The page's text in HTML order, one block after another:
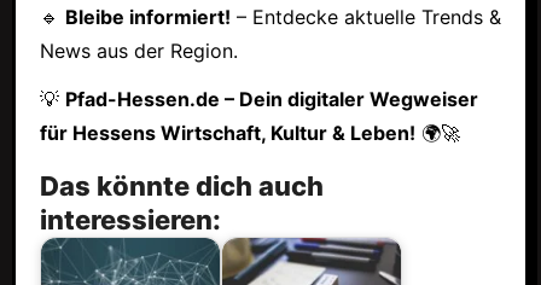
🔹 Bleibe informiert! – Entdecke aktuelle Trends &
News aus der Region.
💡 Pfad-Hessen.de – Dein digitaler Wegweiser
für Hessens Wirtschaft, Kultur & Leben! 🌍🚀
Das könnte dich auch
interessieren: